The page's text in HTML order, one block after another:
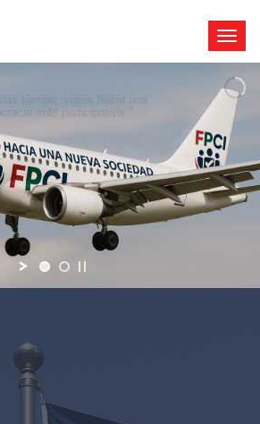
tiempo, viajas hacia una
más participativa."